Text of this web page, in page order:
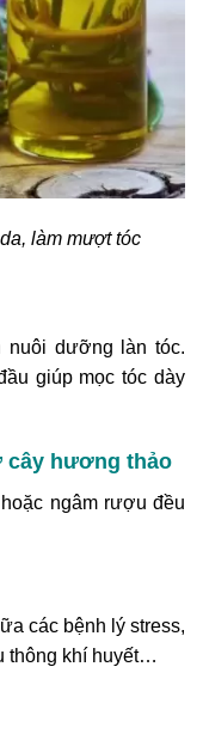
làm mượt tóc
nuôi dưỡng làn tóc.
giúp mọc tóc dày
cây hương thảo
ngâm rượu đều
các bệnh lý stress,
thông khí huyết…